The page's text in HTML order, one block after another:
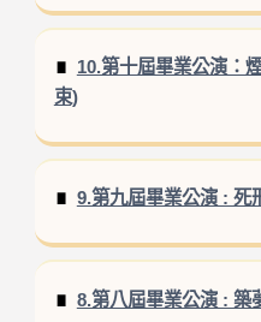
10.第十屆畢業公演：
束)
9.第九屆畢業公演 : 死
8.第八屆畢業公演 : 築